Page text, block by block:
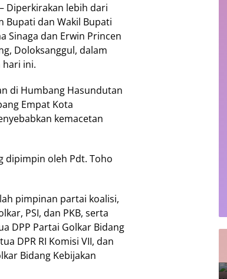
– Diperkirakan lebih dari
Bupati dan Wakil Bupati
Sinaga dan Erwin Princen
Doloksanggul, dalam
hari ini.
di Humbang Hasundutan
Empat Kota
kemacetan
dipimpin oleh Pdt. Toho
pimpinan partai koalisi,
PSI, dan PKB, serta
DPP Partai Golkar Bidang
DPR RI Komisi VII, dan
Bidang Kebijakan